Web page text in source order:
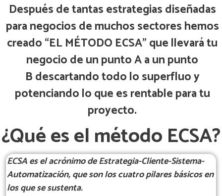
Después de tantas estrategias diseñadas
para negocios de muchos sectores hemos
creado “EL MÉTODO ECSA” quellevará tu
negocio de un punto A a un punto
Bdescartando todo lo superfluo y
potenciando lo que es rentable para tu
proyecto.
¿Qué es el método ECSA?
ECSA es el acrónimo deEstrategia-Cliente-Sistema-
Automatización, que son los cuatro pilares básicos en
los que se sustenta.